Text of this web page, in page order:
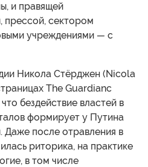
и правящей
прессой, сектором
учреждениями — с
Никола Стёрджен (Nicola
The Guardianс
бездействие властей в
формирует у Путина
Даже после отравления в
риторика, на практике
в том числе